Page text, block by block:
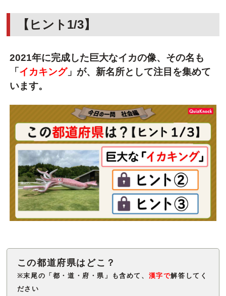
【ヒント1/3】
2021年に完成した巨大なイカの像、その名も
「 イカキング」が、新名所として注目を集めて
います。
※末尾の「都・道・府・県」も含めて、 漢字で解答してく
ださい